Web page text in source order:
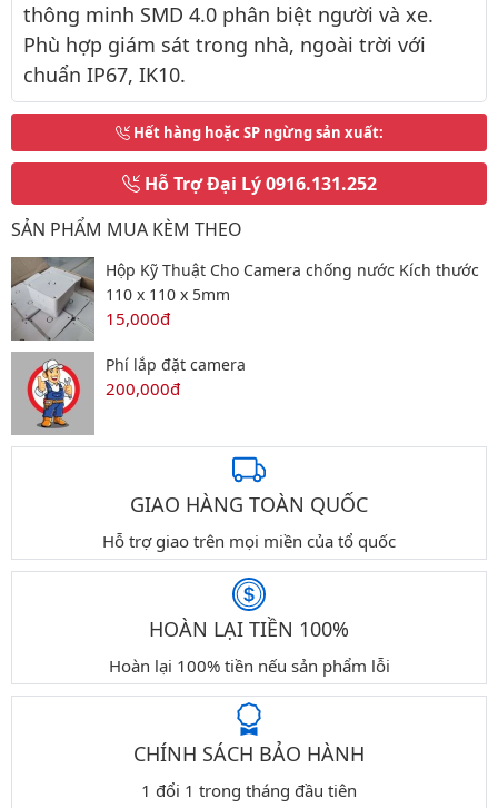
thông minh SMD 4.0 phân biệt người và xe.
Phù hợp giám sát trong nhà, ngoài trời với
chuẩn IP67, IK10.
Hết hàng hoặc SP ngừng sản xuất:
Hỗ Trợ Đại Lý0916.131.252
SẢN PHẨM MUA KÈM THEO
Hộp Kỹ Thuật Cho Camera chống nước Kích thước
110 x 110 x 5mm
15,000đ
Phí lắp đặt camera
200,000đ
GIAO HÀNG TOÀN QUỐC
Hỗ trợ giao trên mọi miền của tổ quốc
HOÀN LẠI TIỀN 100%
Hoàn lại 100% tiền nếu sản phẩm lỗi
CHÍNH SÁCH BẢO HÀNH
1 đổi 1 trong tháng đầu tiên